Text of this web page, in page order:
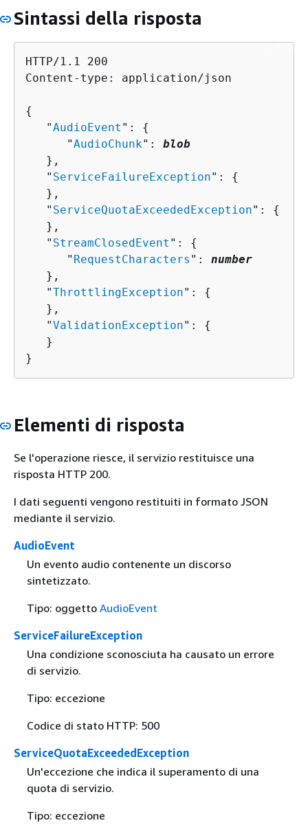
Sintassi della risposta
HTTP/1.1 200
Content-type: application/json
{
   "
AudioEvent ": {
      "
AudioChunk": blob
   },
   "
ServiceFailureException": {
   },
   "
ServiceQuotaExceededException": {
   },
   "
StreamClosedEvent ": {
      "
RequestCharacters ": number
   },
   "
ThrottlingException": {
   },
   "
ValidationException": {
   }
}
Elementi di risposta
Se l'operazione riesce, il servizio restituisce una
risposta HTTP 200.
I dati seguenti vengono restituiti in formato JSON
mediante il servizio.
AudioEvent
Un evento audio contenente un discorso
sintetizzato.
Tipo: oggetto AudioEvent
ServiceFailureException
Una condizione sconosciuta ha causato un errore
di servizio.
Tipo: eccezione
Codice di stato HTTP: 500
ServiceQuotaExceededException
Un'eccezione che indica il superamento di una
quota di servizio.
Tipo: eccezione